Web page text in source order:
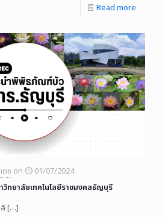
Read more
ช on
01/07/2024
ทยาลัยเทคโนโลยีราชมงคลธัญบุรี
[…]